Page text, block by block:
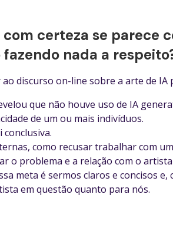
certeza se parece
nada a
discurso on-line sobre a arte de
que não houve uso de IA
de um ou mais indivíduos.
como recusar trabalhar com
o problema e a relação com o
meta é sermos claros e concisos
em questão quanto para nós.